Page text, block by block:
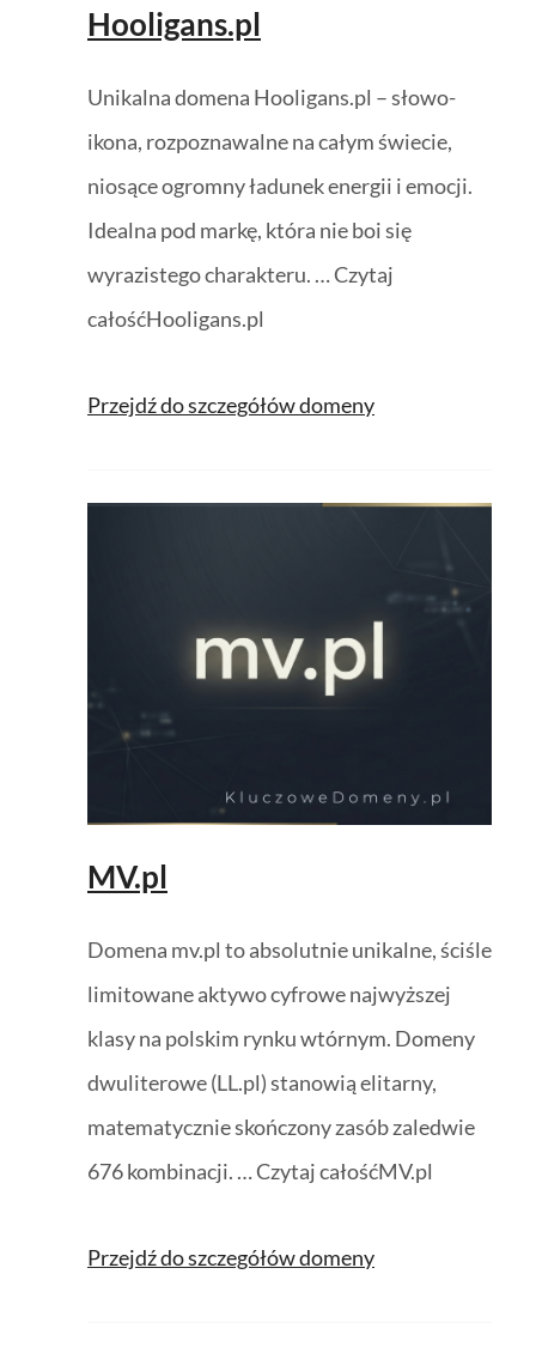
Hooligans.pl
Unikalna domena Hooligans.pl – słowo-
ikona, rozpoznawalne na całym świecie,
niosące ogromny ładunek energii i emocji.
Idealna pod markę, która nie boi się
wyrazistego charakteru. … Czytaj
całośćHooligans.pl
Przejdź do szczegółów domeny
MV.pl
Domena mv.pl to absolutnie unikalne, ściśle
limitowane aktywo cyfrowe najwyższej
klasy na polskim rynku wtórnym. Domeny
dwuliterowe (LL.pl) stanowią elitarny,
matematycznie skończony zasób zaledwie
676 kombinacji. … Czytaj całośćMV.pl
Przejdź do szczegółów domeny